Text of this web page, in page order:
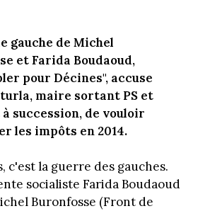
gauche de Michel
et Farida Boudaoud,
pour Décines", accuse
maire sortant PS et
succession, de vouloir
les impôts en 2014.
c'est la guerre des gauches.
socialiste Farida Boudaoud
Buronfosse (Front de